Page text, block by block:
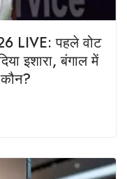
LIVE: पहले वोट
इशारा, बंगाल में